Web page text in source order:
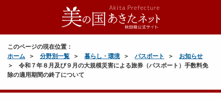
このページの現在位置：
ホーム
分野別一覧 暮らし・環境 パスポート
お知らせ
令和７年８月及び９月の大規模災害による旅券（パスポート）手数料免
除の適用期間の終了について